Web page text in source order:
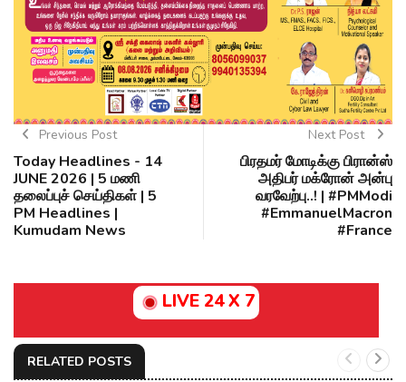
Previous Post
Today Headlines - 14
JUNE 2026 | 5 மணி
தலைப்புச் செய்திகள் | 5
PM Headlines |
Kumudam News
Next Post
பிரதமர் மோடிக்கு பிரான்ஸ்
அதிபர் மக்ரோன் அன்பு
வரவேற்பு..! | #PMModi
#EmmanuelMacron
#France
LIVE 24 X 7
RELATED POSTS